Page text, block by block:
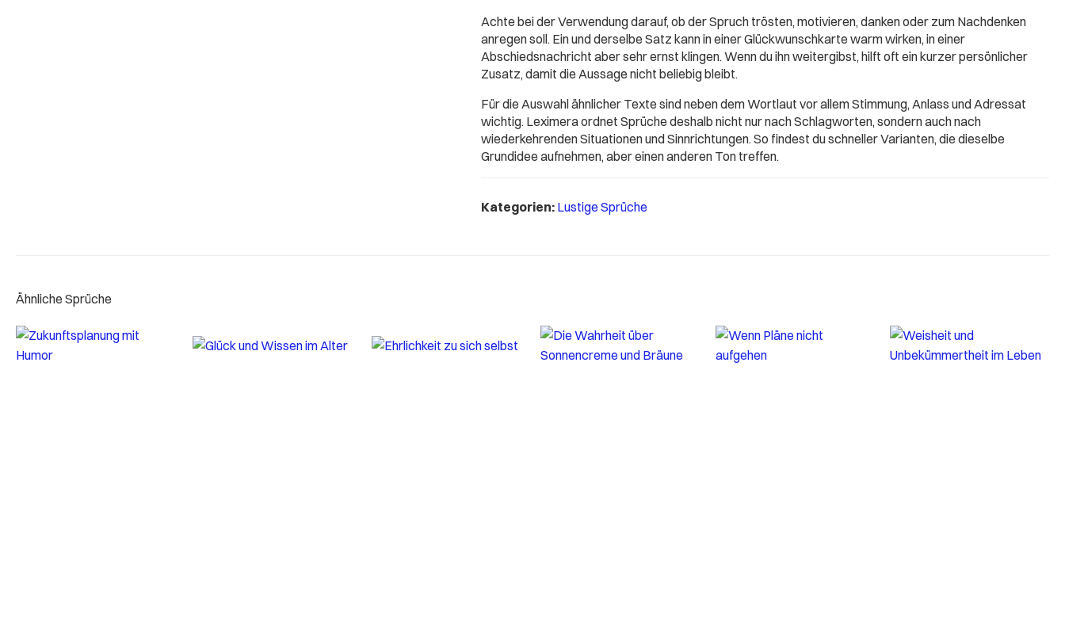
Achte bei der Verwendung darauf, ob der Spruch trösten, motivieren, danken oder zum Nachdenken
anregen soll. Ein und derselbe Satz kann in einer Glückwunschkarte warm wirken, in einer
Abschiedsnachricht aber sehr ernst klingen. Wenn du ihn weitergibst, hilft oft ein kurzer persönlicher
Zusatz, damit die Aussage nicht beliebig bleibt.
Für die Auswahl ähnlicher Texte sind neben dem Wortlaut vor allem Stimmung, Anlass und Adressat
wichtig. Leximera ordnet Sprüche deshalb nicht nur nach Schlagworten, sondern auch nach
wiederkehrenden Situationen und Sinnrichtungen. So findest du schneller Varianten, die dieselbe
Grundidee aufnehmen, aber einen anderen Ton treffen.
Kategorien: Lustige Sprüche
Ähnliche Sprüche